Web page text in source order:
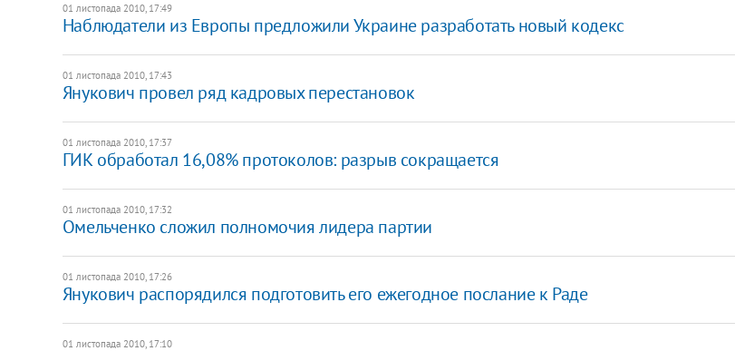
01 листопада 2010, 17:49
Наблюдатели из Европы предложили Украине разработать новый кодекс
01 листопада 2010, 17:43
Янукович провел ряд кадровых перестановок
01 листопада 2010, 17:37
ГИК обработал 16,08% протоколов: разрыв сокращается
01 листопада 2010, 17:32
Омельченко сложил полномочия лидера партии
01 листопада 2010, 17:26
Янукович распорядился подготовить его ежегодное послание к Раде
01 листопада 2010, 17:10